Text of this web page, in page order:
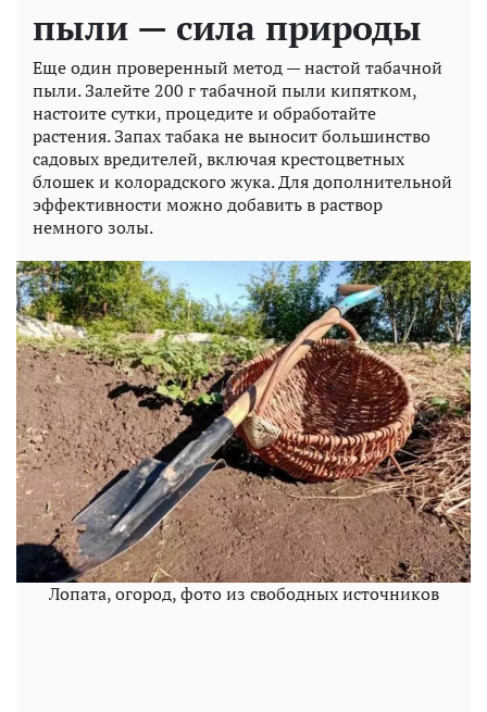
пыли — сила природы
Еще один проверенный метод — настой табачной
пыли. Залейте 200 г табачной пыли кипятком,
настоите сутки, процедите и обработайте
растения. Запах табака не выносит большинство
садовых вредителей, включая крестоцветных
блошек и колорадского жука. Для дополнительной
эффективности можно добавить в раствор
немного золы.
Лопата, огород, фото из свободных источников